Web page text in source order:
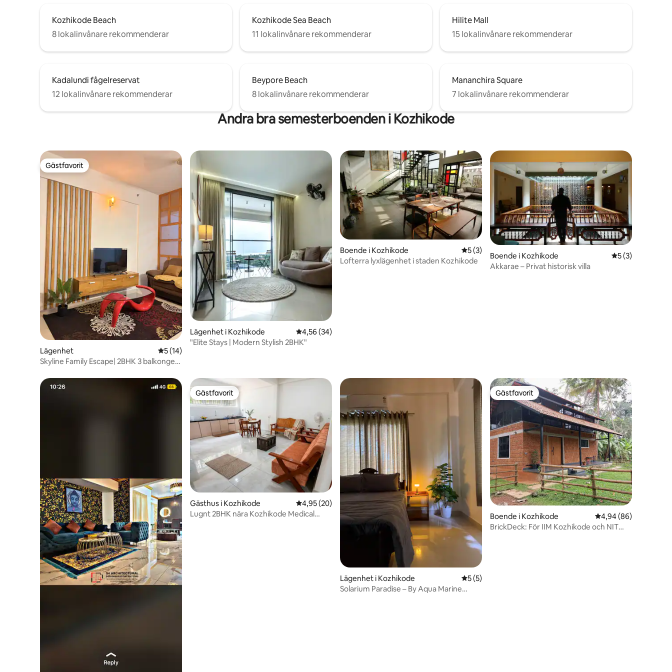
Kozhikode Beach
8 lokalinvånare rekommenderar
Kozhikode Sea Beach
11 lokalinvånare rekommenderar
Hilite Mall
15 lokalinvånare rekommenderar
Kadalundi fågelreservat
12 lokalinvånare rekommenderar
Beypore Beach
8 lokalinvånare rekommenderar
Mananchira Square
7 lokalinvånare rekommenderar
Andra bra semesterboenden i Kozhikode
Gästfavorit
Gästfavorit
Lägenhet 5 av 5 i genomsnittligt betyg, 14 omdömen
5 (14)
Skyline Family Escape| 2BHK 3 balkonger |
Lägenhet i Kozhikode 4,56 av 5 i genomsnittligt betyg, 34 omdömen
4,56 (34)
"Elite Stays | Modern Stylish 2BHK"
Boende i Kozhikode 5 av 5 i genomsnittligt betyg, 3 omdömen
5 (3)
Lofterra lyxlägenhet i staden Kozhikode
Boende i Kozhikode 5 av 5 i
5 (3)
Akkarae – Privat historisk villa
Gästfavorit
Gästfavorit
Gästhus i Kozhikode 4,95 av 5 i genomsnittligt betyg, 20 omdömen
4,95 (20)
Lugnt 2BHK nära Kozhikode Medical
Lägenhet i Kozhikode 5 av 5 i genomsnittligt betyg, 5 omdömen
5 (5)
Solarium Paradise – By Aqua Marine
Gästfavorit
Gästfavorit
Boende i Kozhikode 4,94 av 5 i
4,94 (86)
BrickDeck: För IIM Kozhikode och NIT